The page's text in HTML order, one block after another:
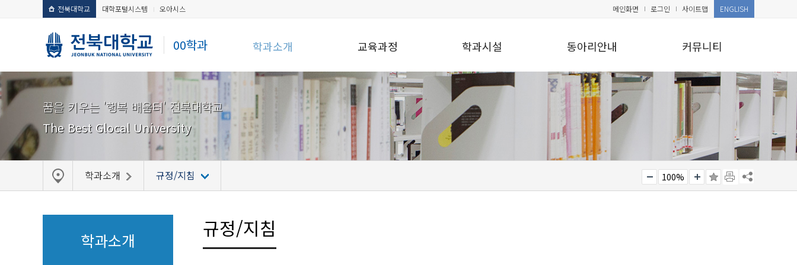
전북대학교 대학포털시스템 오아시스
00학과
메인화면 로그인 사이트맵 ENGLISH
학과소개 교육과정 학과시설 동아리안내 커뮤니티
꿈을 키우는 '행복 배움터' 전북대학교
The Best Glocal University
학과소개 규정/지침 100%
학과소개 규정/지침